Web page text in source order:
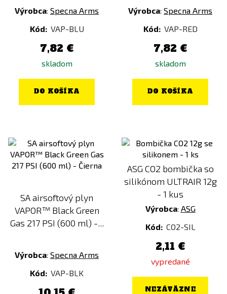
Výrobca: Specna Arms
Kód: VAP-BLU
7,82 €
skladom
DO KOŠÍKA
Výrobca: Specna Arms
Kód: VAP-RED
7,82 €
skladom
DO KOŠÍKA
SA airsoftový plyn
VAPOR™ Black Green
Gas 217 PSI (600 ml) -...
Výrobca: Specna Arms
Kód: VAP-BLK
ASG CO2 bombička so
silikónom ULTRAIR 12g
- 1 kus
Výrobca: ASG
Kód: CO2-SIL
2,11 €
vypredané
NEZÁVÄZNE